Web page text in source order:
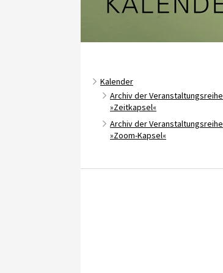
Kalender
Archiv der Veranstaltungsreihe
»Zeitkapsel«
Archiv der Veranstaltungsreihe
»Zoom-Kapsel«